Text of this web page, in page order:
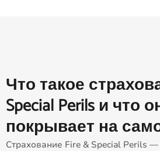
Что такое
Special Perils и что
покрывает на
Страхование Fire & Special Perils